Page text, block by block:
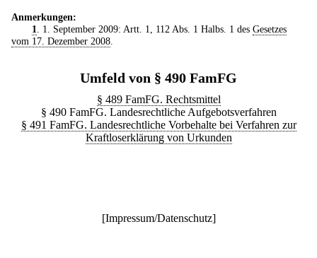
Anmerkungen:
1
. 1. September 2009: Artt. 1, 112 Abs. 1 Halbs. 1 des Gesetzes
vom 17. Dezember 2008
Umfeld von § 490 FamFG
§ 489 FamFG. Rechtsmittel
§ 490 FamFG. Landesrechtliche Aufgebotsverfahren
§ 491 FamFG. Landesrechtliche Vorbehalte bei Verfahren zur
Kraftloserklärung von Urkunden
[Impressum/Datenschutz]